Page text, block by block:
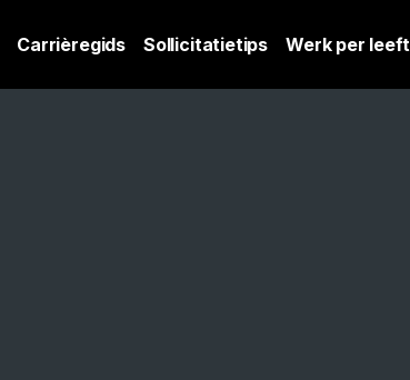
Carrièregids Sollicitatietips Werk per